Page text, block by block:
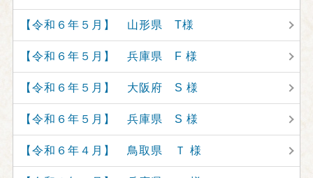
【令和６年５月】 山形県 T様
【令和６年５月】 兵庫県 F 様
【令和６年５月】 大阪府 S 様
【令和６年５月】 兵庫県 S 様
【令和６年４月】 鳥取県 Ｔ 様